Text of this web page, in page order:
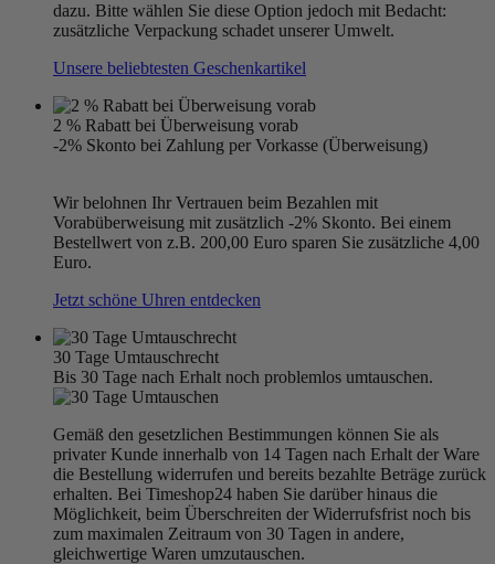
dazu. Bitte wählen Sie diese Option jedoch mit Bedacht:
zusätzliche Verpackung schadet unserer Umwelt.
Unsere beliebtesten Geschenkartikel
2 % Rabatt bei Überweisung vorab
-2% Skonto bei Zahlung per Vorkasse (Überweisung)
Wir belohnen Ihr Vertrauen beim Bezahlen mit
Vorabüberweisung mit zusätzlich -2% Skonto. Bei einem
Bestellwert von z.B. 200,00 Euro sparen Sie zusätzliche 4,00
Euro.
Jetzt schöne Uhren entdecken
30 Tage Umtauschrecht
Bis 30 Tage nach Erhalt noch problemlos umtauschen.
Gemäß den gesetzlichen Bestimmungen können Sie als
privater Kunde innerhalb von 14 Tagen nach Erhalt der Ware
die Bestellung widerrufen und bereits bezahlte Beträge zurück
erhalten. Bei Timeshop24 haben Sie darüber hinaus die
Möglichkeit, beim Überschreiten der Widerrufsfrist noch bis
zum maximalen Zeitraum von 30 Tagen in andere,
gleichwertige Waren umzutauschen.